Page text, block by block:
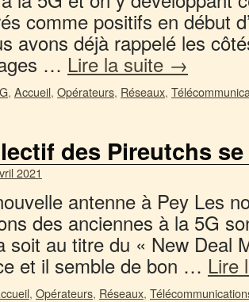
comme positifs en début
avons déjà rappelé les
… Lire la suite →
, Accueil, Opérateurs, Réseaux,
des Pireutchs
2021
antenne à Pey Les
des anciennes à la 5G
soit au titre du « New Deal
et il semble de bon … Lire
, Opérateurs, Réseaux,